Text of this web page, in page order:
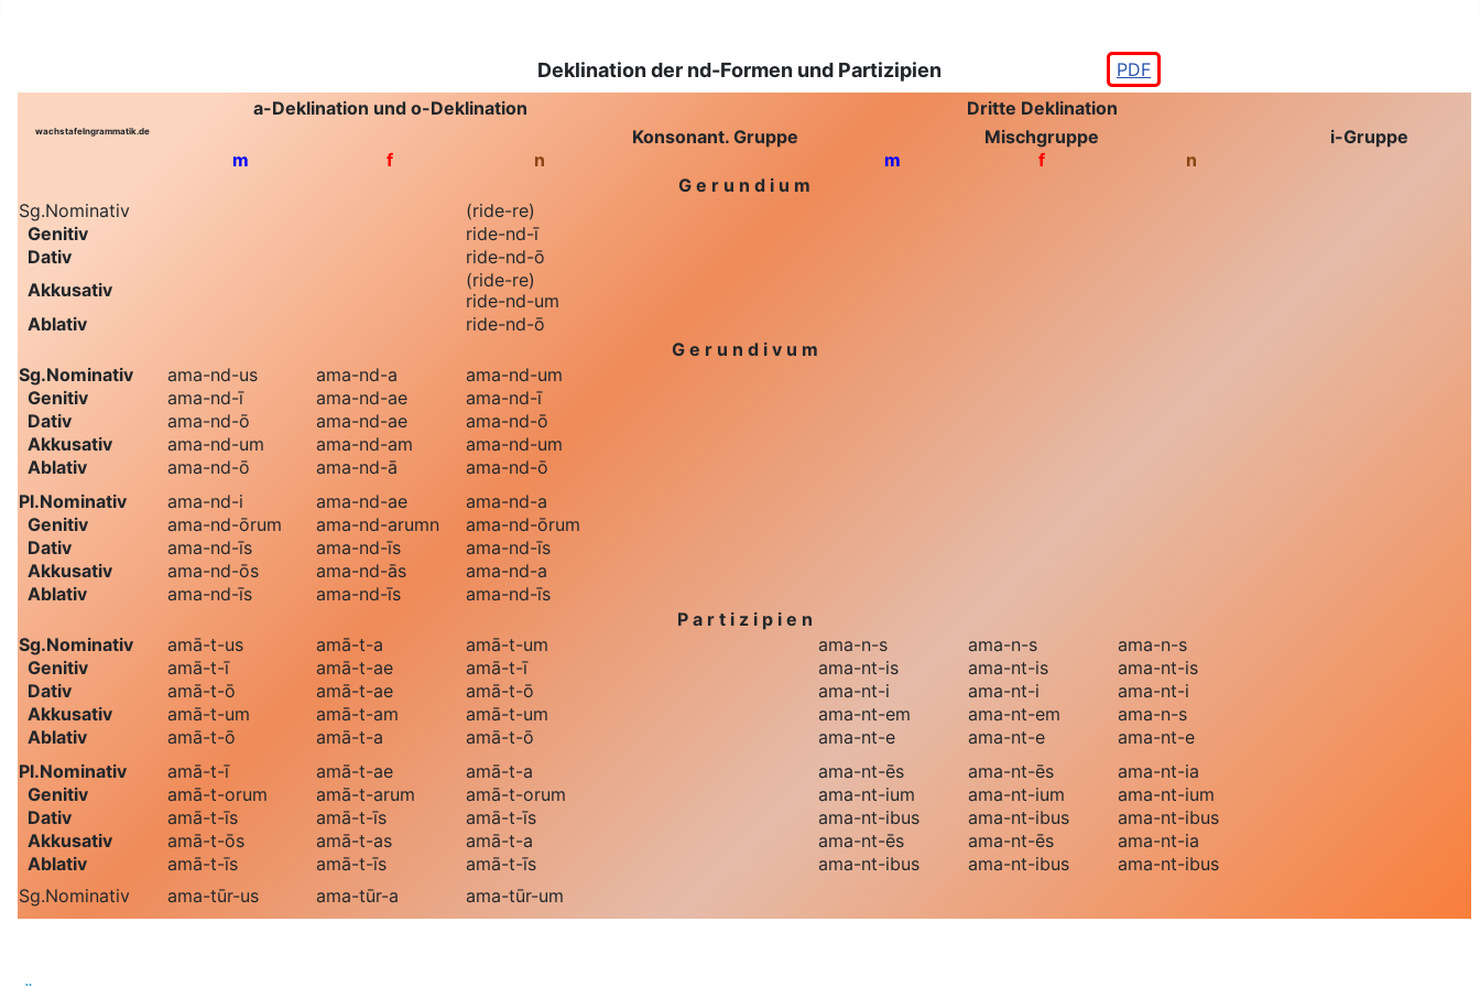
Deklination der nd-Formen und Partizipien PDF
wachstafelngrammatik.de
a-Deklination und o-Deklination
Dritte Deklination
Konsonant. Gruppe
Mischgruppe
i-Gruppe
m
f n m f
n
G e r u n d i u m
Sg.Nominativ (ride-re)
Genitiv
ride-nd-ī
Dativ
ride-nd-ō
Akkusativ
(ride-re)
ride-nd-um
Ablativ
ride-nd-ō
G e r u n d i v u m
Sg.Nominativ ama-nd-us ama-nd-a ama-nd-um
Genitiv
ama-nd-ī ama-nd-ae ama-nd-ī
Dativ
ama-nd-ō ama-nd-ae ama-nd-ō
Akkusativ
ama-nd-um ama-nd-am ama-nd-um
Ablativ
ama-nd-ō ama-nd-ā ama-nd-ō
Pl.Nominativ ama-nd-i ama-nd-ae ama-nd-a
Genitiv
ama-nd-ōrum ama-nd-arumn ama-nd-ōrum
Dativ
ama-nd-īs ama-nd-īs ama-nd-īs
Akkusativ
ama-nd-ōs ama-nd-ās ama-nd-a
Ablativ
ama-nd-īs ama-nd-īs ama-nd-īs
P a r t i z i p i e n
Sg.Nominativ amā-t-us amā-t-a amā-t-um ama-n-s ama-n-s ama-n-s
Genitiv
amā-t-ī amā-t-ae amā-t-ī ama-nt-is ama-nt-is ama-nt-is
Dativ
amā-t-ō amā-t-ae amā-t-ō ama-nt-i ama-nt-i ama-nt-i
Akkusativ
amā-t-um amā-t-am amā-t-um ama-nt-em ama-nt-em ama-n-s
Ablativ
amā-t-ō amā-t-a amā-t-ō ama-nt-e ama-nt-e ama-nt-e
Pl.Nominativ amā-t-ī amā-t-ae amā-t-a ama-nt-ēs ama-nt-ēs ama-nt-ia
Genitiv
amā-t-orum amā-t-arum amā-t-orum ama-nt-ium ama-nt-ium ama-nt-ium
Dativ
amā-t-īs amā-t-īs amā-t-īs ama-nt-ibus ama-nt-ibus ama-nt-ibus
Akkusativ
amā-t-ōs amā-t-as amā-t-a ama-nt-ēs ama-nt-ēs ama-nt-ia
Ablativ
amā-t-īs amā-t-īs amā-t-īs ama-nt-ibus ama-nt-ibus ama-nt-ibus
Sg.Nominativ ama-tūr-us ama-tūr-a ama-tūr-um